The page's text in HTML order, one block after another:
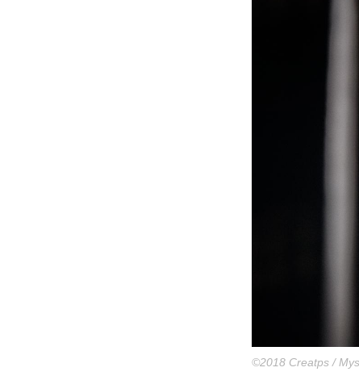
©2018 Creatps /